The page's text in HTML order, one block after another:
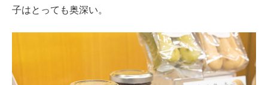
子はとっても奥深い。